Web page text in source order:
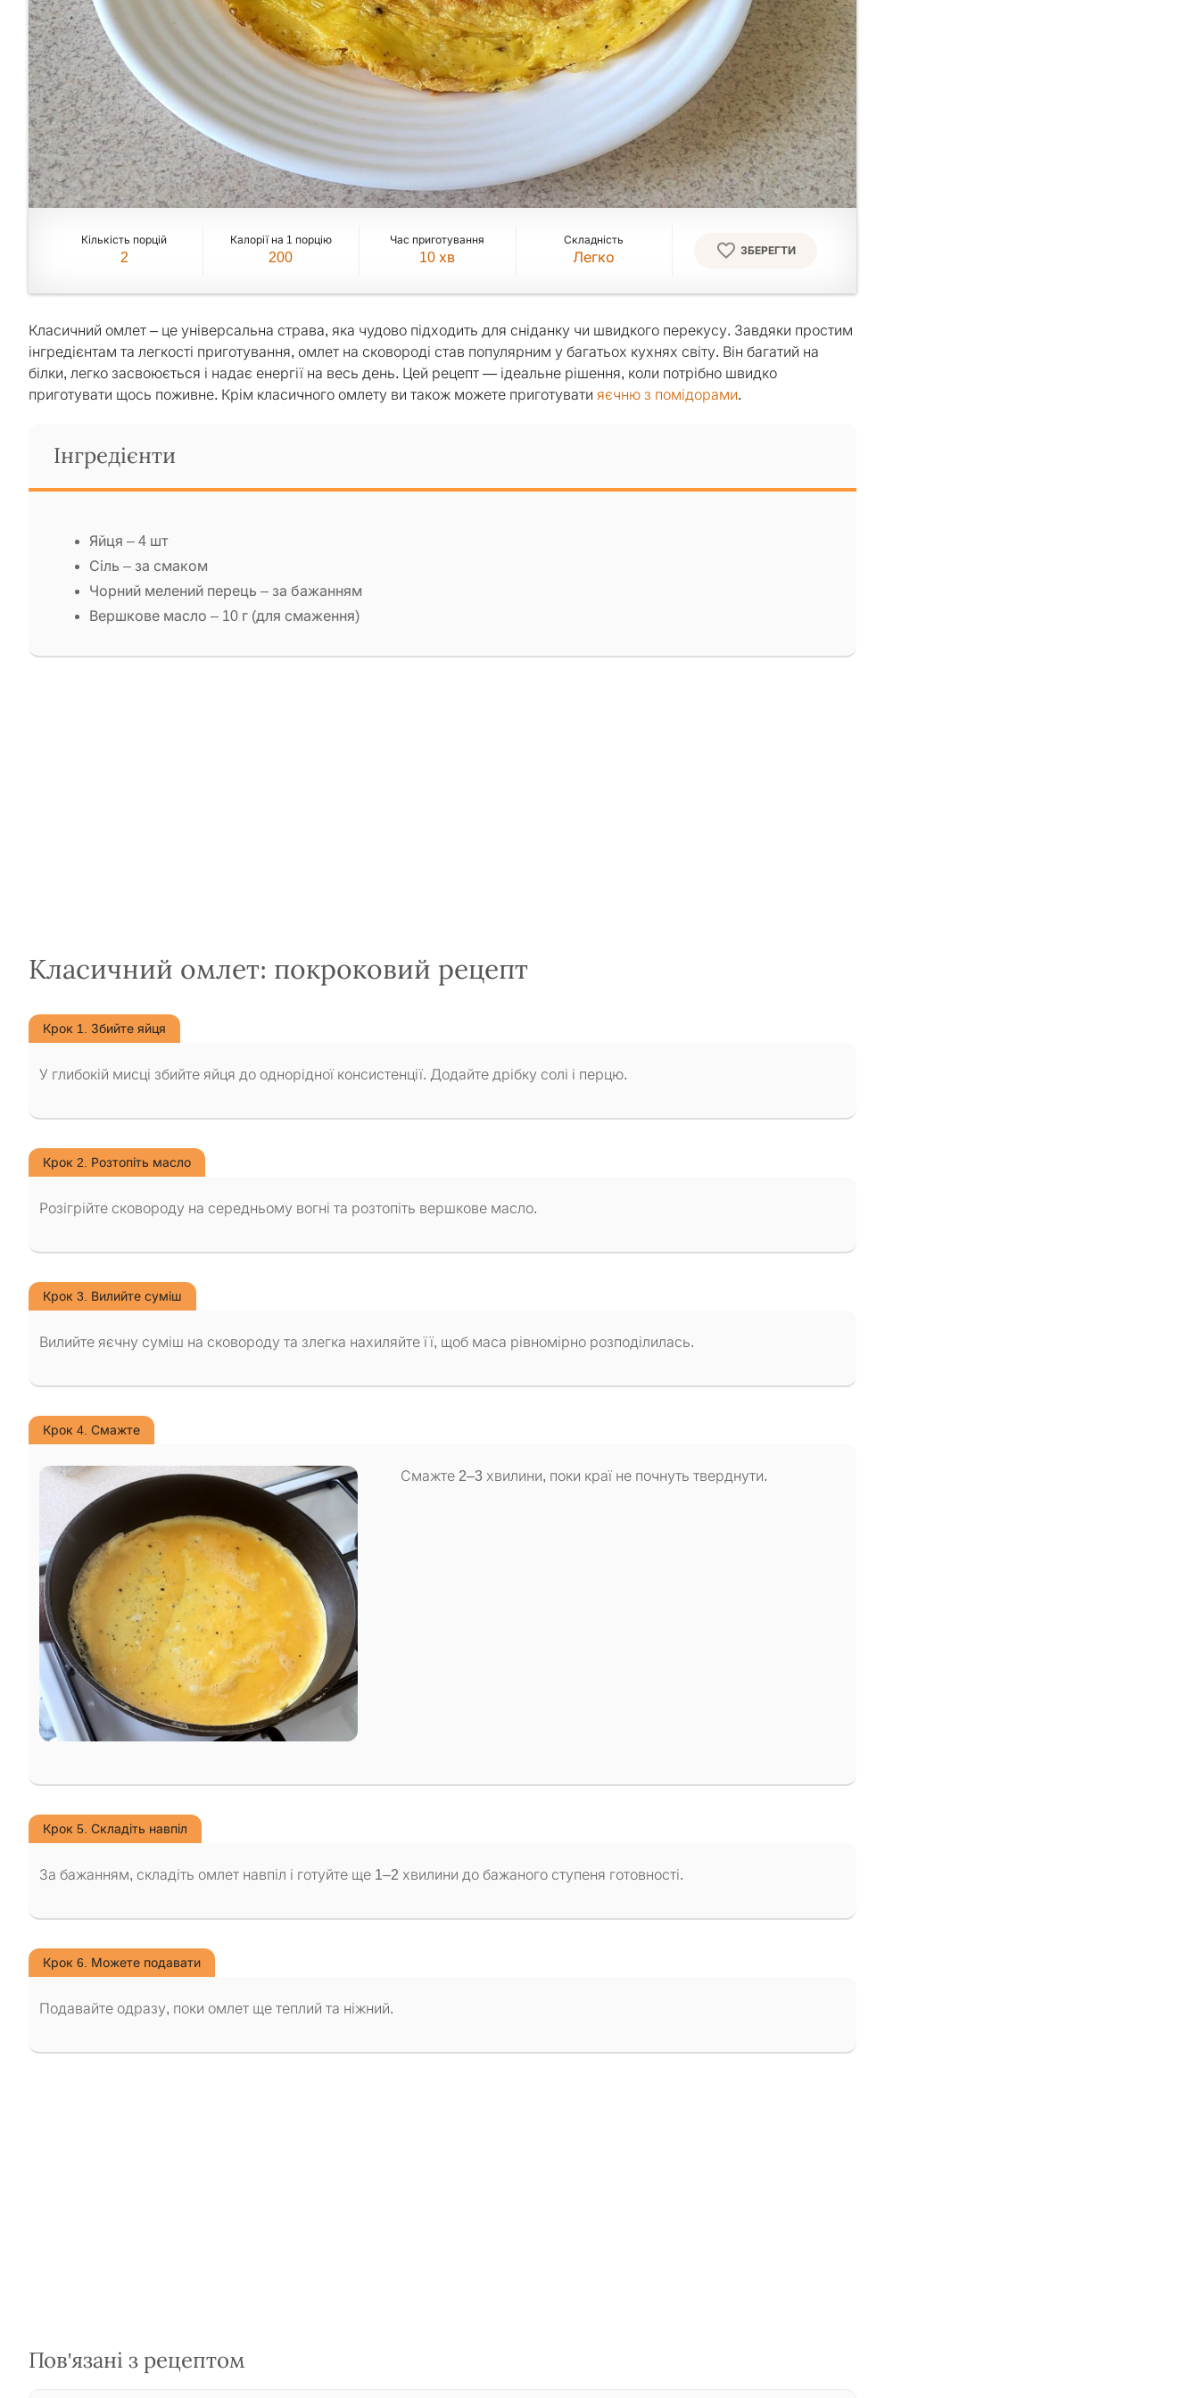
Кількість порцій
2
Калорії на 1 порцію
200
Час приготування
10 хв
Складність
Легко ЗБЕРЕГТИ
Класичний омлет – це універсальна страва, яка чудово підходить для сніданку чи швидкого перекусу. Завдяки простим
інгредієнтам та легкості приготування, омлет на сковороді став популярним у багатьох кухнях світу. Він багатий на
білки, легко засвоюється і надає енергії на весь день. Цей рецепт — ідеальне рішення, коли потрібно швидко
приготувати щось поживне. Крім класичного омлету ви також можете приготувати яєчню з помідорами.
Інгредієнти
Яйця – 4 шт
Сіль – за смаком
Чорний мелений перець – за бажанням
Вершкове масло – 10 г (для смаження)
Класичний омлет: покроковий рецепт
Крок 1. Збийте яйця
У глибокій мисці збийте яйця до однорідної консистенції. Додайте дрібку солі і перцю.
Крок 2. Розтопіть масло
Розігрійте сковороду на середньому вогні та розтопіть вершкове масло.
Крок 3. Вилийте суміш
Вилийте яєчну суміш на сковороду та злегка нахиляйте її, щоб маса рівномірно розподілилась.
Крок 4. Смажте
Смажте 2–3 хвилини, поки краї не почнуть тверднути.
Крок 5. Складіть навпіл
За бажанням, складіть омлет навпіл і готуйте ще 1–2 хвилини до бажаного ступеня готовності.
Крок 6. Можете подавати
Подавайте одразу, поки омлет ще теплий та ніжний.
Пов'язані з рецептом